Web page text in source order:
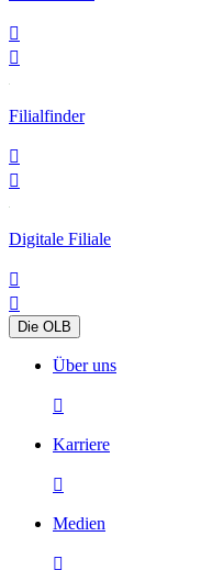


Filialfinder


Digitale Filiale


Die OLB
Über uns

Karriere

Medien
